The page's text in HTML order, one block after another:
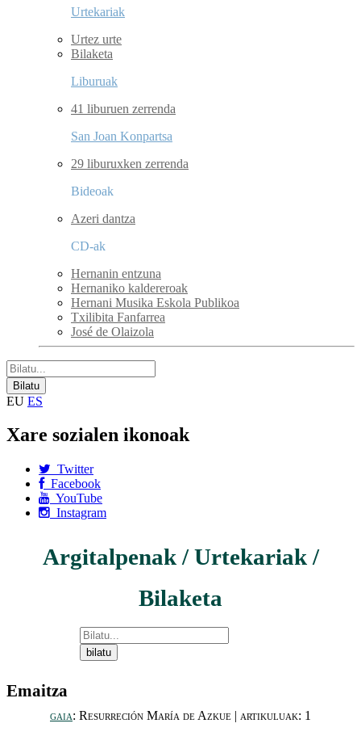
Urtekariak
Urtez urte
Bilaketa
Liburuak
41 liburuen zerrenda
San Joan Konpartsa
29 liburuxken zerrenda
Bideoak
Azeri dantza
CD-ak
Hernanin entzuna
Hernaniko kaldereroak
Hernani Musika Eskola Publikoa
Txilibita Fanfarrea
José de Olaizola
EU ES
Xare sozialen ikonoak
Twitter
Facebook
YouTube
Instagram
Argitalpenak / Urtekariak /
Bilaketa
Emaitza
gaia: Resurreción María de Azkue | artikuluak: 1